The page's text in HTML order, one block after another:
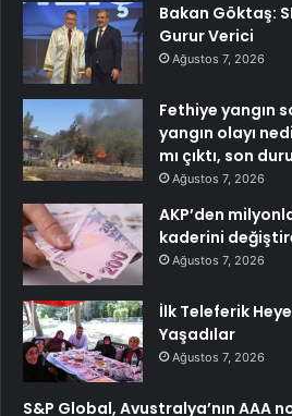
Bakan Göktaş:
Gurur Verici
Ağustos 7, 2026
Fethiye yangın
yangın olayı
mı çıktı, son
Ağustos 7, 2026
AKP’den
kaderini
Ağustos 7, 2026
İlk Teleferik
Yaşadılar
Ağustos 7, 2026
S&P Global, Avustralya’nın AAA